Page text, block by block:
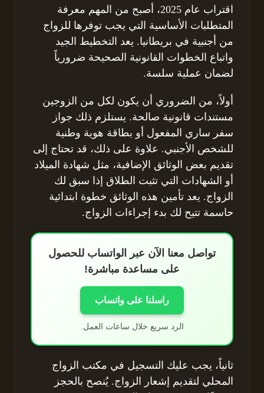
اقتراب عام 2025، أصبح من المهم معرفة
المتطلبات الأساسية التي يجب توفرها للزواج
من أجنبية في بريطانيا. يعد التخطيط الجيد
واتباع الخطوات القانونية الصحيحة ضرورياً
لضمان عملية سلسة.
أولاً، من الضروري أن يكون لكل من الزوجين
مستندات قانونية صالحة. يستلزم ذلك جواز
سفر ساري المفعول أو بطاقة هوية وطنية
للشخص الأجنبي. علاوة على ذلك، قد تحتاج إلى
تقديم بعض الوثائق الإضافية، مثل شهادة الميلاد
أو الشهادات التي تثبت الطلاق إذا سبق لك
الزواج. يعد تأمين هذه الوثائق خطوة ابتدائية
حاسمة تتيح لك بدء إجراءات الزواج.
تواصل معنا الآن عبر الواتساب للحصول
على مساعدة مباشرة!
راسلنا على واتساب
الرد سريع خلال ساعات العمل.
ثانياً، يجب عليك التسجيل في مكتب الزواج
المحلي لتقديم إشعار الزواج. يُنصح بالحجز